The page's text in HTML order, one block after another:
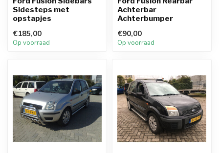
Sidesteps met
opstapjes
€185,00
Op voorraad
Achterbar
Achterbumper
€90,00
Op voorraad